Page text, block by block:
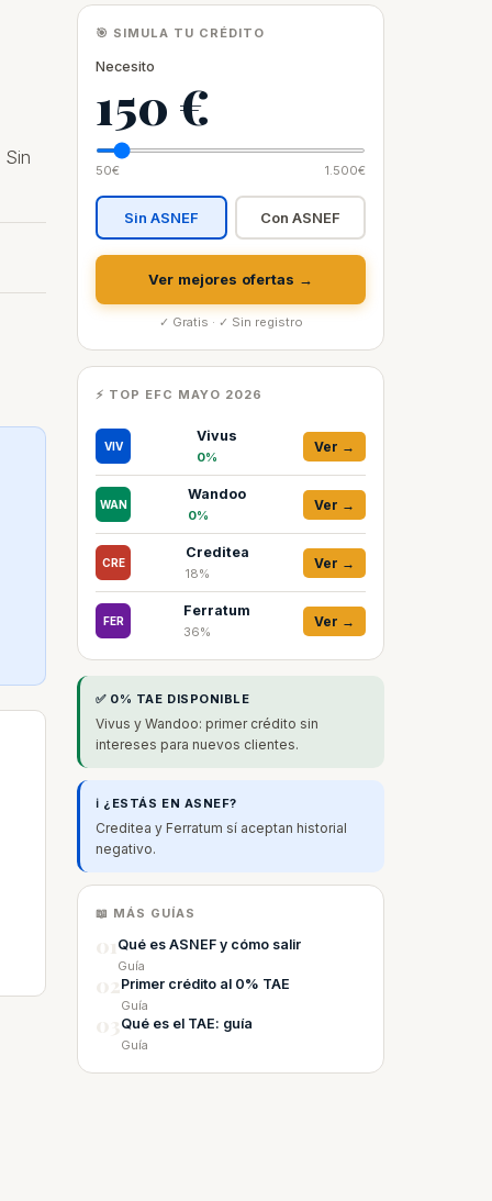
🎯 SIMULA TU CRÉDITO
Necesito
150 €
50€ 1.500€
Sin ASNEF Con ASNEF
Ver mejores ofertas →
✓ Gratis · ✓ Sin registro
⚡ TOP EFC MAYO 2026
VIV
Vivus
0%
Ver →
WAN
Wandoo
0%
Ver →
CRE
Creditea
18%
Ver →
FER
Ferratum
36%
Ver →
✅ 0% TAE DISPONIBLE
Vivus y Wandoo: primer crédito sin
intereses para nuevos clientes.
ℹ️ ¿ESTÁS EN ASNEF?
Creditea y Ferratum sí aceptan historial
negativo.
📖 MÁS GUÍAS
Qué es ASNEF y cómo salir
Guía
Primer crédito al 0% TAE
Guía
Qué es el TAE: guía
Guía